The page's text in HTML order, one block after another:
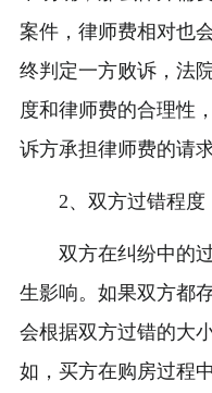
案件，律师费相对也
终判定一方败诉，法
度和律师费的合理性
诉方承担律师费的请求
2、双方过错程度
双方在纠纷中的
生影响。如果双方都
会根据双方过错的大
如，买方在购房过程